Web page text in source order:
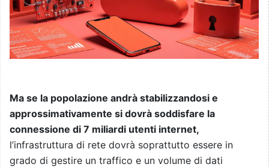
Ma se la popolazione andrà stabilizzandosi e
approssimativamente si dovrà soddisfare la
connessione di 7 miliardi utenti internet,
l’infrastruttura di rete dovrà soprattutto essere in
grado di gestire un traffico e un volume di dati